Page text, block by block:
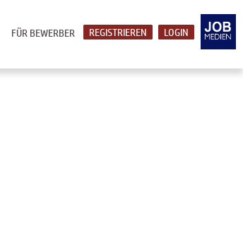
LOGIN
REGISTRIEREN
FÜR BEWERBER